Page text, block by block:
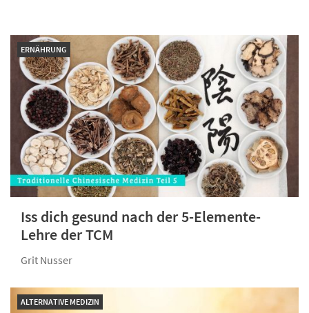
ERNÄHRUNG
Iss dich gesund nach der 5-Elemente-
Lehre der TCM
Grit Nusser
ALTERNATIVE MEDIZIN